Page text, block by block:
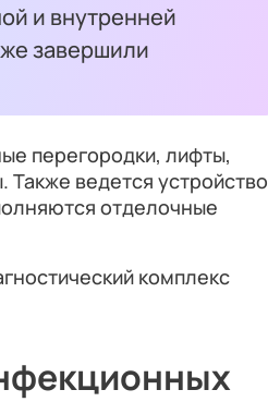
и внутренней
завершили
перегородки, лифты,
ведется устройство
отделочные
комплекс